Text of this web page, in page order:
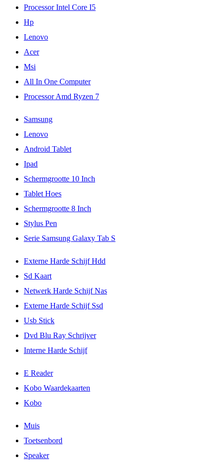
Processor Intel Core I5
Hp
Lenovo
Acer
Msi
All In One Computer
Processor Amd Ryzen 7
Samsung
Lenovo
Android Tablet
Ipad
Schermgrootte 10 Inch
Tablet Hoes
Schermgrootte 8 Inch
Stylus Pen
Serie Samsung Galaxy Tab S
Externe Harde Schijf Hdd
Sd Kaart
Netwerk Harde Schijf Nas
Externe Harde Schijf Ssd
Usb Stick
Dvd Blu Ray Schrijver
Interne Harde Schijf
E Reader
Kobo Waardekaarten
Kobo
Muis
Toetsenbord
Speaker